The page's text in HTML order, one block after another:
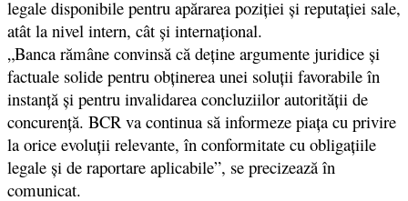
legale disponibile pentru apărarea poziţiei şi reputaţiei sale,
atât la nivel intern, cât şi internaţional.
„Banca rămâne convinsă că deţine argumente juridice şi
factuale solide pentru obţinerea unei soluţii favorabile în
instanţă şi pentru invalidarea concluziilor autorităţii de
concurenţă. BCR va continua să informeze piaţa cu privire
la orice evoluţii relevante, în conformitate cu obligaţiile
legale şi de raportare aplicabile”, se precizează în
comunicat.